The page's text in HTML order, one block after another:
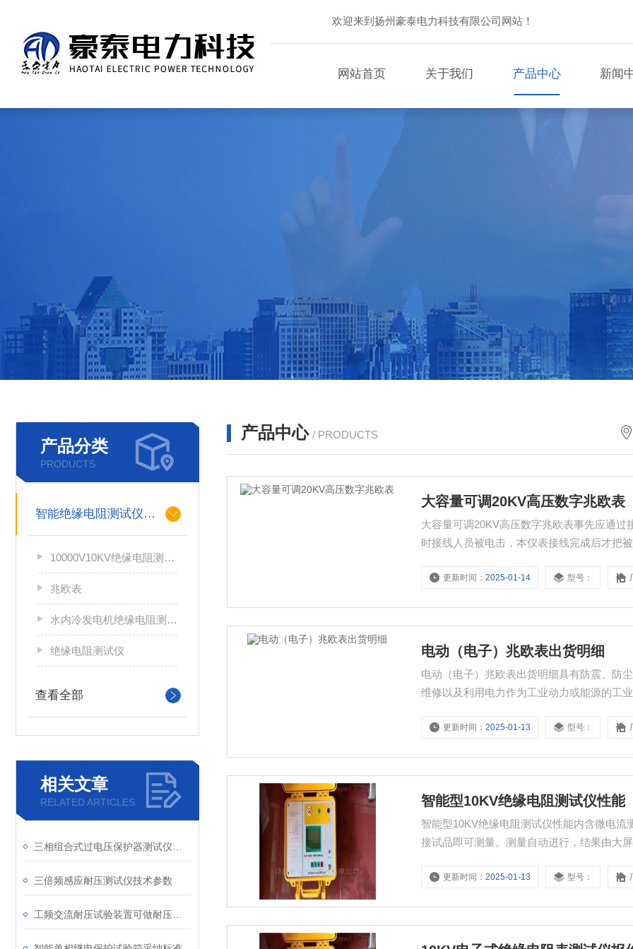
欢迎来到扬州豪泰电力科技有限公司网站！
网站首页 关于我们 产品中心 新闻
产品分类
PRODUCTS
智能绝缘电阻测试仪（兆欧表）
10000V10KV绝缘电阻测试仪
兆欧表
水内冷发电机绝缘电阻测试仪
绝缘电阻测试仪
查看全部
相关文章
RELATED ARTICLES
三倍频感应耐压测试仪技术参数
产品中心 / PRODUCTS
大容量可调20KV高压数字兆欧表
大容量可调20KV高压数字兆欧表事先应通
时接线人员被电击，本仪表接线完成后才把
更新时间：2025-01-14 型号：
电动（电子）兆欧表出货明细
电动（电子）兆欧表出货明细具有防震、防
维修以及利用电力作为工业动力或能源的工
更新时间：2025-01-13 型号：
智能型10KV绝缘电阻测试仪性能
智能型10KV绝缘电阻测试仪性能内含微电
接试品即可测量。测量自动进行，结果由大
更新时间：2025-01-13 型号：